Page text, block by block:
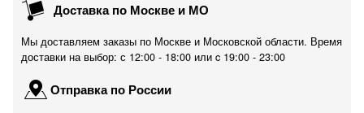
Доставка по Москве и МО
Мы доставляем заказы по Москве и Московской области. Время
доставки на выбор: с 12:00 - 18:00 или c 19:00 - 23:00
Отправка по России